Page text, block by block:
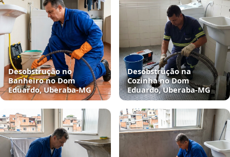
Desobstrução no
Banheiro no Dom
Eduardo, Uberaba‑MG
Desobstrução na
Cozinha no Dom
Eduardo, Uberaba‑MG